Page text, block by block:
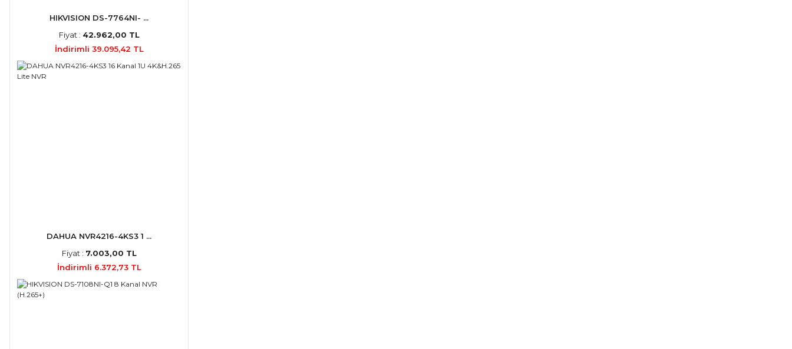
HIKVISION DS-7764NI- ...
Fiyat : 42.962,00 TL
İndirimli 39.095,42 TL
DAHUA NVR4216-4KS3 1 ...
Fiyat : 7.003,00 TL
İndirimli 6.372,73 TL